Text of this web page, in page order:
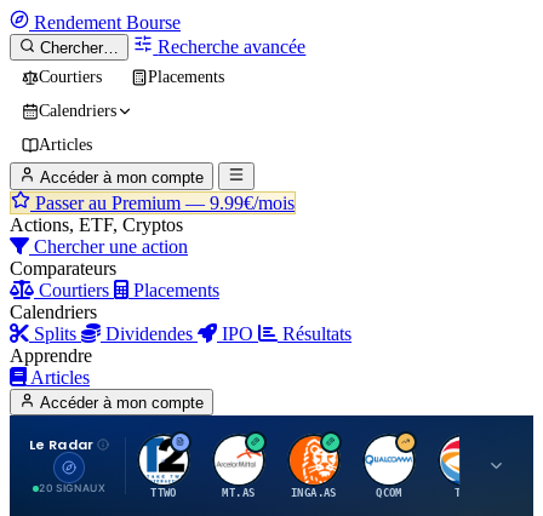
Rendement Bourse
Chercher… Recherche avancée
Courtiers
Placements
Calendriers
Articles
Accéder à mon compte
Passer au Premium — 9.99€/mois
Actions, ETF, Cryptos
Chercher une action
Comparateurs
Courtiers
Placements
Calendriers
Splits
Dividendes IPO
Résultats
Apprendre
Articles
Accéder à mon compte
Le Radar
20 SIGNAUX
T
TTWO
A
MT.AS
I
INGA.AS
Q
QCOM
T
TTE